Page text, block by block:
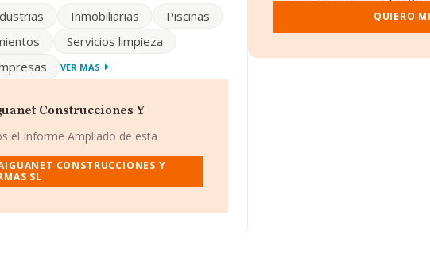
ha obtenido el mismo resultado.
S.L, CIF B53536124, está
Xabia, en Alicante, Comunidad
datos de hasta 188.948 empresas, a
millones de euros y se estima que el
es de 194 mil euros. Por último,
al ámbito de la empresa, la media de
desde la constitución es de 17 años.
Inmobiliarias
Piscinas
Servicios limpieza
VER MÁS
Construcciones Y
el Informe Ampliado de esta
CONSTRUCCIONES Y
SL
QUIERO